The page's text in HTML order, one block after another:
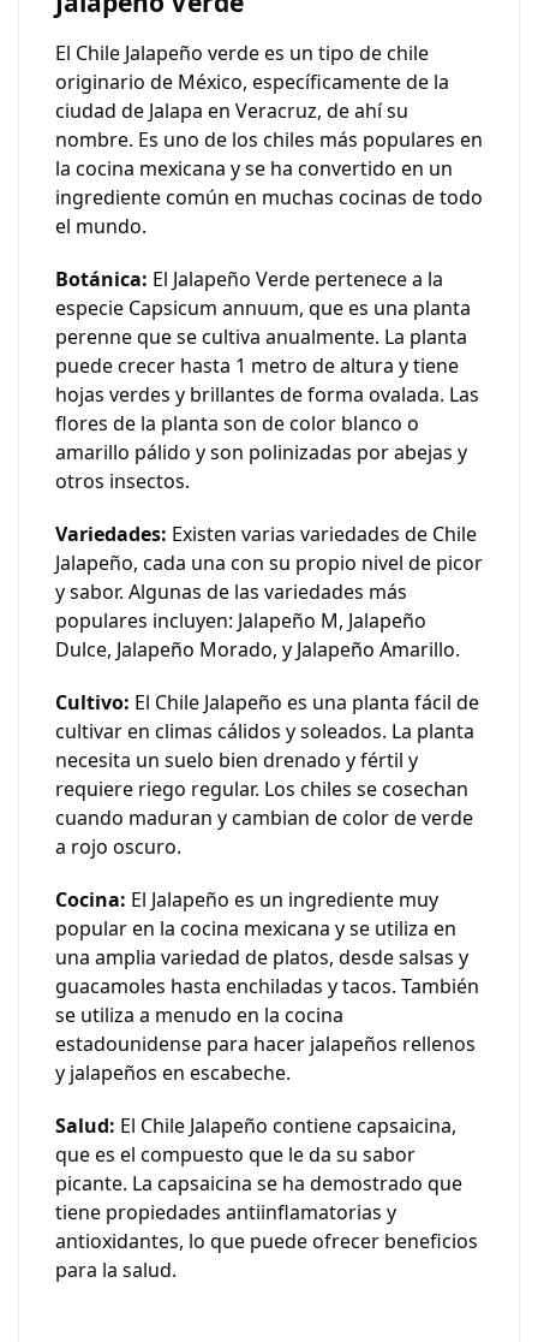
El Chile Jalapeño verdees un tipo de chile
originario de México, específicamente de la
ciudad de Jalapa en Veracruz, de ahí su
nombre. Es uno de los chiles más populares en
la cocina mexicana y se ha convertido en un
ingrediente común en muchas cocinas de todo
el mundo.
Botánica: El Jalapeño Verde pertenece a la
especie Capsicum annuum, que es una planta
perenne que se cultiva anualmente. La planta
puede crecer hasta 1 metro de altura y tiene
hojas verdes y brillantes de forma ovalada. Las
flores de la planta son de color blanco o
amarillo pálido y son polinizadas por abejas y
otros insectos.
Variedades: Existen varias variedades de Chile
Jalapeño, cada una con su propio nivel de picor
y sabor. Algunas de las variedades más
populares incluyen: Jalapeño M, Jalapeño
Dulce, Jalapeño Morado, y Jalapeño Amarillo.
Cultivo: El Chile Jalapeño es una planta fácil de
cultivar en climas cálidos y soleados. La planta
necesita un suelo bien drenado y fértil y
requiere riego regular. Los chiles se cosechan
cuando maduran y cambian de color de verde
a rojo oscuro.
Cocina: El Jalapeño es un ingrediente muy
popular en la cocina mexicana y se utiliza en
una amplia variedad de platos, desde salsas y
guacamoles hasta enchiladas y tacos. También
se utiliza a menudo en la cocina
estadounidense para hacer jalapeños rellenos
y jalapeños en escabeche.
Salud: El Chile Jalapeño contiene capsaicina,
que es el compuesto que le da su sabor
picante. La capsaicina se ha demostrado que
tiene propiedades antiinflamatorias y
antioxidantes, lo que puede ofrecer beneficios
para la salud.